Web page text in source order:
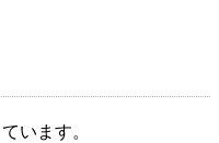
います。